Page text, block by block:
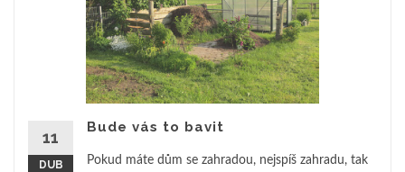
11
DUB
Bude vás to bavit
Pokud máte dům se zahradou, nejspíš zahradu, tak